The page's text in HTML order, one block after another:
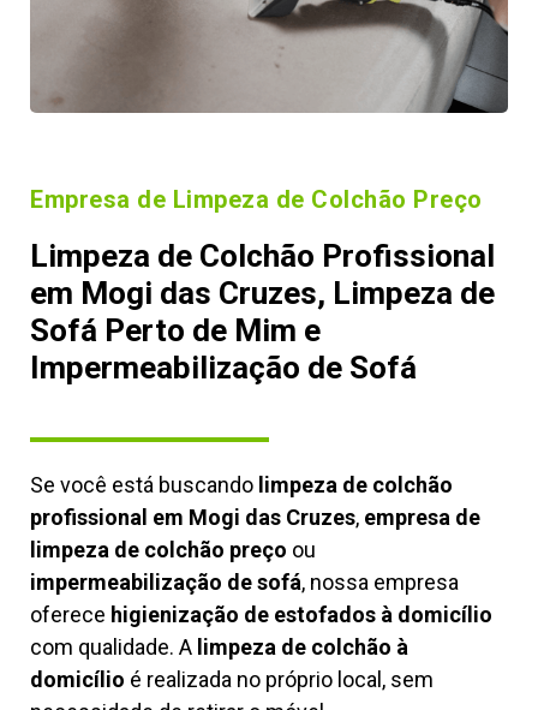
Empresa de Limpeza de Colchão Preço
Limpeza de Colchão Profissional
em Mogi das Cruzes, Limpeza de
Sofá Perto de Mim e
Impermeabilização de Sofá
Se você está buscando limpeza de colchão
profissional em Mogi das Cruzes, empresa de
limpeza de colchão preço ou
impermeabilização de sofá, nossa empresa
oferece higienização de estofados à domicílio
com qualidade. A limpeza de colchão à
domicílio é realizada no próprio local, sem